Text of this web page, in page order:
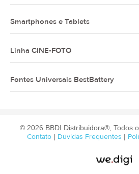
Smartphones e Tablets
Linha CINE-FOTO
Fontes Universais BestBattery
© 2026 BBDI Distribuidora®, Todos
Contato | Dúvidas Frequentes |